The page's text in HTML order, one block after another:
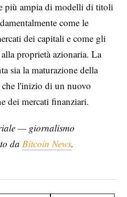
più ampia di modelli di titoli
come le
dei capitali e come gli
proprietà azionaria. La
sia la maturazione della
l'inizio di un nuovo
dei mercati finanziari.
— giornalismo
da Bitcoin News.